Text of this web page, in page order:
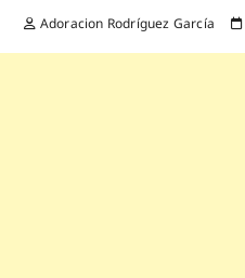
Adoracion Rodríguez García